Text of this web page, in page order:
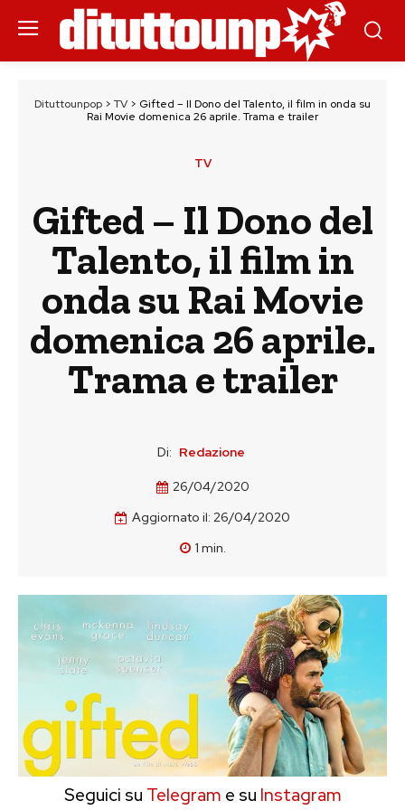
Dituttounpop > TV > Gifted – Il Dono del Talento, il film in onda su
Rai Movie domenica 26 aprile. Trama e trailer
TV
Gifted – Il Dono del
Talento, il film in
onda su Rai Movie
domenica 26 aprile.
Trama e trailer
Di: Redazione
26/04/2020
Aggiornato il: 26/04/2020
1 min.
Seguici su Telegram e su Instagram